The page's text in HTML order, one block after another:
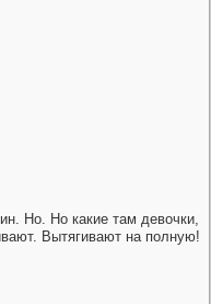
Но. Но какие там девочки,
Вытягивают на полную!